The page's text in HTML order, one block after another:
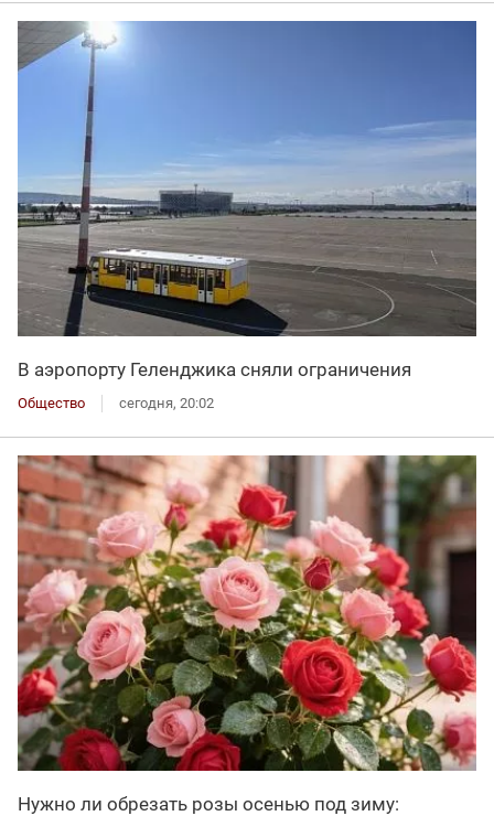
В аэропорту Геленджика сняли ограничения
Общество сегодня, 20:02
Нужно ли обрезать розы осенью под зиму: